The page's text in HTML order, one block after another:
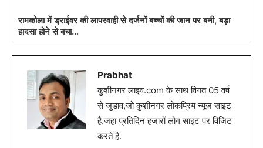
रामकोला में ड्राईवर की लापरवाही से दर्जनों बच्चों की जान पर बनी, बड़ा
हादसा होने से बचा…
Prabhat
कुशीनगर लाइव.com के साथ विगत 05 वर्ष
से जुडाव,जो कुशीनगर लोकप्रिय न्यूज़ साइट
है.जहा प्रतिदिन हजारों लोग साइट पर विजिट
करते है.